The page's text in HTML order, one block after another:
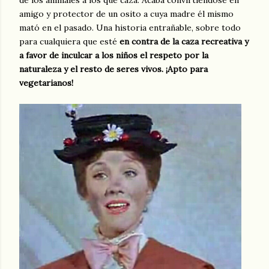
amigo y protector de un osito a cuya madre él mismo
mató en el pasado. Una historia entrañable, sobre todo
para cualquiera que esté en contra de la caza recreativa y
a favor de inculcar a los niños el respeto por la
naturaleza y el resto de seres vivos. ¡Apto para
vegetarianos!